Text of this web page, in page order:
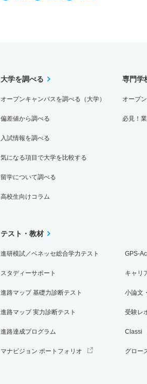
大学を調べる
オープンキャンパスを調べる（大学）
偏差値から調べる
入試情報を調べる
気になる項目で大学を比較する
留学について調べる
高校生向けコラム
専門学
オープ
必見！
テスト・教材
進研模試／ベネッセ総合学力テスト
スタディーサポート
進路マップ 基礎力診断テスト
進路マップ 実力診断テスト
進路達成プログラム
マナビジョン ポートフォリオ
GPS-
キャリ
小論文
受験レ
Classi
グロー